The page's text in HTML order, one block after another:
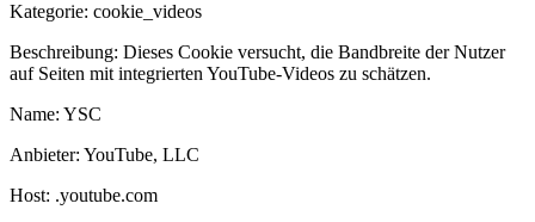
Kategorie: cookie_videos
Beschreibung: Dieses Cookie versucht, die Bandbreite der Nutzer
auf Seiten mit integrierten YouTube-Videos zu schätzen.
Name: YSC
Anbieter: YouTube, LLC
Host: .youtube.com